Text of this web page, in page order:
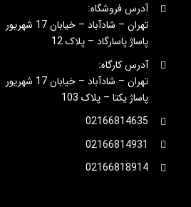
آدرس فروشگاه:
تهران – شادآباد – خیابان 17 شهریور
پاساژ پاسارگاد – پلاک 12
آدرس کارگاه:
تهران – شادآباد – خیابان 17 شهریور
پاساژ یکتا – پلاک 103
02166814635
02166814931
02166818914